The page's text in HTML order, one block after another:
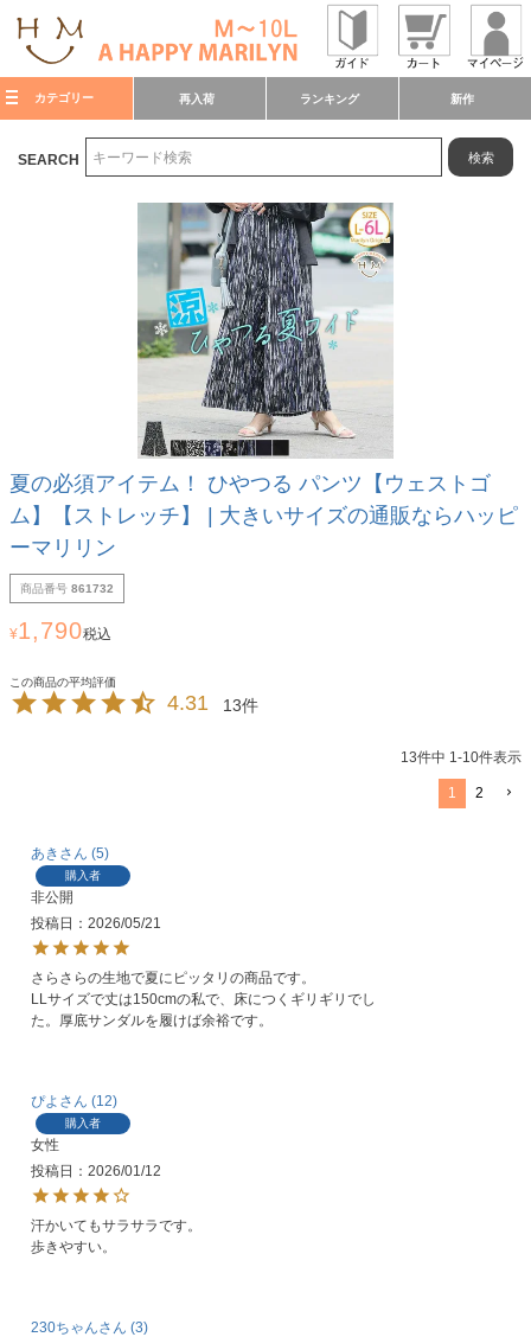
カテゴリー 再入荷 ランキング 新作
SEARCH 検索
夏の必須アイテム！ ひやつる パンツ【ウェストゴ
ム】【ストレッチ】 | 大きいサイズの通販ならハッピ
ーマリリン
商品番号 861732
¥1,790税込
4.31 13
13件中 1-10件表示
1 2
あき 5
購入者
非公開
投稿日
2026/05/21
さらさらの生地で夏にピッタリの商品です。
LLサイズで丈は150cmの私で、床につくギリギリでし
た。厚底サンダルを履けば余裕です。
ぴよ 12
購入者
女性
投稿日
2026/01/12
汗かいてもサラサラです。
歩きやすい。
230ちゃん 3